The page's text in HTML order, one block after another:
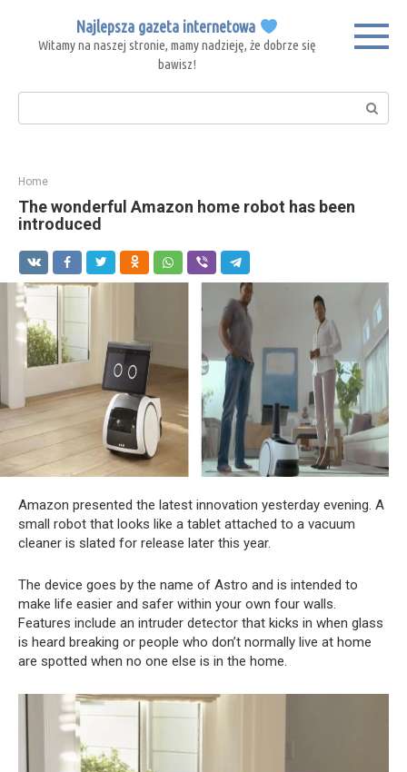
content
Najlepsza gazeta internetowa
Witamy na naszej stronie, mamy nadzieję, że dobrze się
bawisz!
Search:
Home
The wonderful Amazon home robot has been
introduced
Amazon presented the latest innovation yesterday evening. A
small robot that looks like a tablet attached to a vacuum
cleaner is slated for release later this year.
The device goes by the name of Astro and is intended to
make life easier and safer within your own four walls.
Features include an intruder detector that kicks in when glass
is heard breaking or people who don’t normally live at home
are spotted when no one else is in the home.